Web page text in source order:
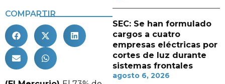
COMPARTIR
SEC: Se han formulado
cargos a cuatro
empresas eléctricas por
cortes de luz durante
sistemas frontales
agosto 6, 2026